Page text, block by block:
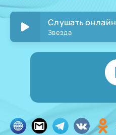
Слушать онлайн
Звезда